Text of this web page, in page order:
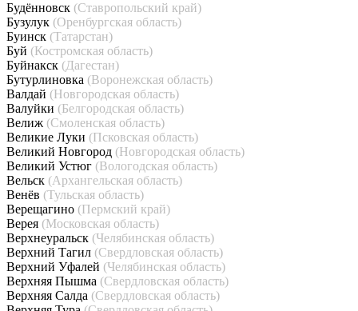
Будённовск (Ставропольский край)
Бузулук (Оренбургская область)
Буинск (Татарстан)
Буй (Костромская область)
Буйнакск (Дагестан)
Бутурлиновка (Воронежская область)
Валдай (Новгородская область)
Валуйки (Белгородская область)
Велиж (Смоленская область)
Великие Луки (Псковская область)
Великий Новгород (Новгородская область)
Великий Устюг (Вологодская область)
Вельск (Архангельская область)
Венёв (Тульская область)
Верещагино (Пермский край)
Верея (Московская область)
Верхнеуральск (Челябинская область)
Верхний Тагил (Свердловская область)
Верхний Уфалей (Челябинская область)
Верхняя Пышма (Свердловская область)
Верхняя Салда (Свердловская область)